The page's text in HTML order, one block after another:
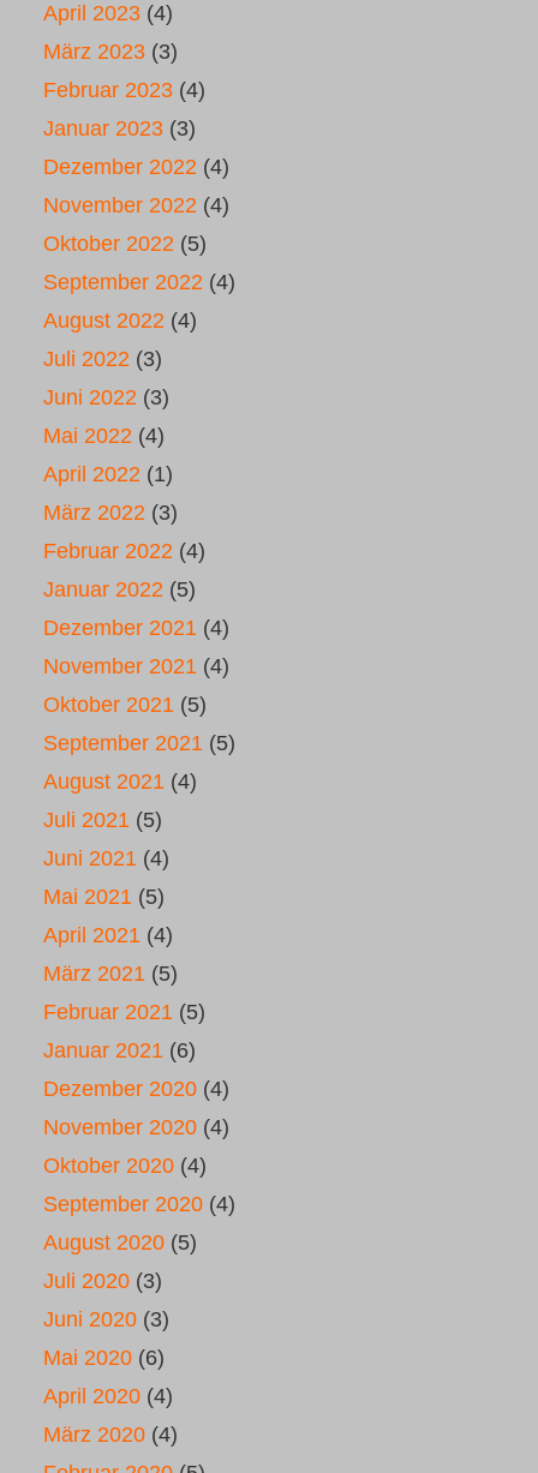
April 2023 (4)
März 2023 (3)
Februar 2023 (4)
Januar 2023 (3)
Dezember 2022 (4)
November 2022 (4)
Oktober 2022 (5)
September 2022 (4)
August 2022 (4)
Juli 2022 (3)
Juni 2022 (3)
Mai 2022 (4)
April 2022 (1)
März 2022 (3)
Februar 2022 (4)
Januar 2022 (5)
Dezember 2021 (4)
November 2021 (4)
Oktober 2021 (5)
September 2021 (5)
August 2021 (4)
Juli 2021 (5)
Juni 2021 (4)
Mai 2021 (5)
April 2021 (4)
März 2021 (5)
Februar 2021 (5)
Januar 2021 (6)
Dezember 2020 (4)
November 2020 (4)
Oktober 2020 (4)
September 2020 (4)
August 2020 (5)
Juli 2020 (3)
Juni 2020 (3)
Mai 2020 (6)
April 2020 (4)
März 2020 (4)